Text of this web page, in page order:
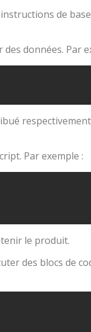
de
données. Par
Par exemple :
le produit.
des blocs de